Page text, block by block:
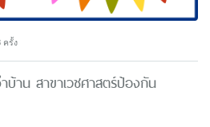
ครั้ง
บ้าน สาขาเวชศาสตร์ป้องกัน